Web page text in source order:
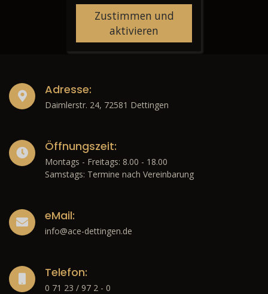
Zustimmen und
aktivieren
Adresse:
Daimlerstr. 24, 72581 Dettingen
Öffnungszeit:
Montags - Freitags: 8.00 - 18.00
Samstags: Termine nach Vereinbarung
eMail:
info@ace-dettingen.de
Telefon:
0 71 23 / 97 2 - 0